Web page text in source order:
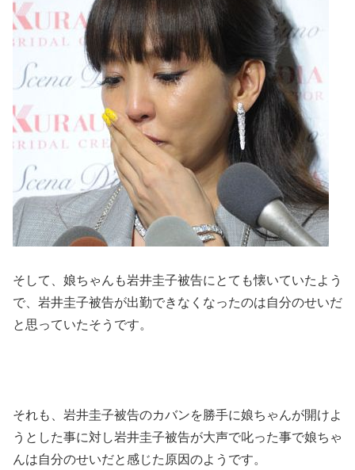
そして、娘ちゃんも岩井圭子被告にとても懐いていたよう
で、岩井圭子被告が出勤できなくなったのは自分のせいだ
と思っていたそうです。
それも、岩井圭子被告のカバンを勝手に娘ちゃんが開けよ
うとした事に対し岩井圭子被告が大声で叱った事で娘ちゃ
んは自分のせいだと感じた原因のようです。